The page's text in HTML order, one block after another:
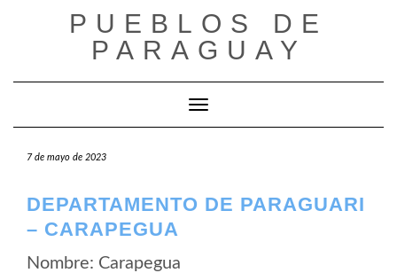
PUEBLOS DE
PARAGUAY
Cambiar modo de navegación
7 de mayo de 2023
DEPARTAMENTO DE PARAGUARI
– CARAPEGUA
Nombre: Carapegua